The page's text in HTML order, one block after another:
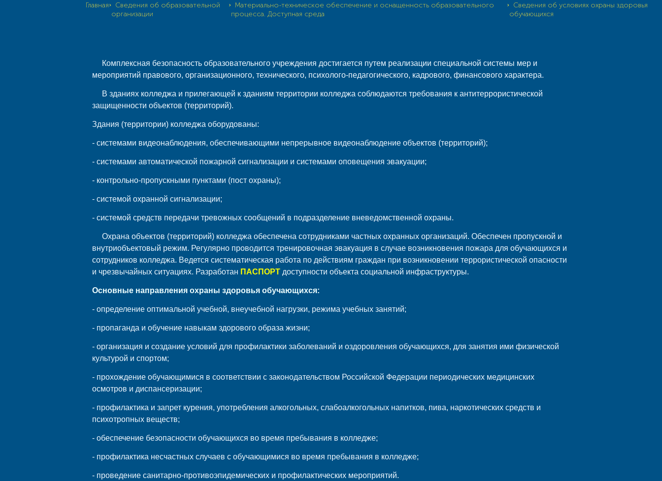
Главная› Сведения об образовательной
организации
› Материально-техническое обеспечение и оснащенность образовательного
процесса. Доступная среда
› Сведения об условиях охраны здоровья
обучающихся
Комплексная безопасность образовательного учреждения достигается путем реализации специальной системы мер и
мероприятий правового, организационного, технического, психолого-педагогического, кадрового, финансового характера.
В зданиях колледжа и прилегающей к зданиям территории колледжа соблюдаются требования к антитеррористической
защищенности объектов (территорий).
Здания (территории) колледжа оборудованы:
- системами видеонаблюдения, обеспечивающими непрерывное видеонаблюдение объектов (территорий);
- системами автоматической пожарной сигнализации и системами оповещения эвакуации;
- контрольно-пропускными пунктами (пост охраны);
- системой охранной сигнализации;
- системой средств передачи тревожных сообщений в подразделение вневедомственной охраны.
Охрана объектов (территорий) колледжа обеспечена сотрудниками частных охранных организаций. Обеспечен пропускной и
внутриобъектовый режим. Регулярно проводится тренировочная эвакуация в случае возникновения пожара для обучающихся и
сотрудников колледжа. Ведется систематическая работа по действиям граждан при возникновении террористической опасности
и чрезвычайных ситуациях. Разработан ПАСПОРТ доступности объекта социальной инфраструктуры.
Основные направления охраны здоровья обучающихся:
- определение оптимальной учебной, внеучебной нагрузки, режима учебных занятий;
- пропаганда и обучение навыкам здорового образа жизни;
- организация и создание условий для профилактики заболеваний и оздоровления обучающихся, для занятия ими физической
культурой и спортом;
- прохождение обучающимися в соответствии с законодательством Российской Федерации периодических медицинских
осмотров и диспансеризации;
- профилактика и запрет курения, употребления алкогольных, слабоалкогольных напитков, пива, наркотических средств и
психотропных веществ;
- обеспечение безопасности обучающихся во время пребывания в колледже;
- профилактика несчастных случаев с обучающимися во время пребывания в колледже;
- проведение санитарно-противоэпидемических и профилактических мероприятий.